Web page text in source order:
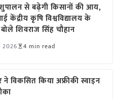
से बढ़ेगी किसानों की आय,
केंद्रीय कृषि विश्वविद्यालय के
शिवराज सिंह चौहान
2026 4 min read
विकसित किया अफ्रीकी स्वाइन